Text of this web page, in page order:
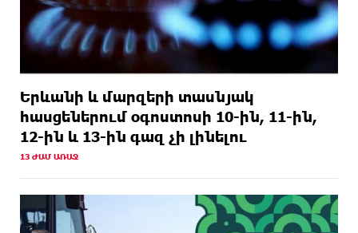
Երևանի և մարզերի տասնյակ
հասցեներում օգոստոսի 10-ին, 11-ին,
12-ին և 13-ին գազ չի լինելու
13 ԺԱՄ ԱՌԱՋ